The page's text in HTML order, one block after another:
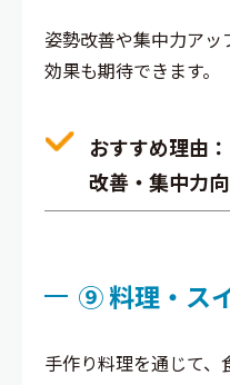
姿勢改善や集中力ア
効果も期待できます。
おすすめ理由
改善・集中力向
⑨ 料理・ス
手作り料理を通じて